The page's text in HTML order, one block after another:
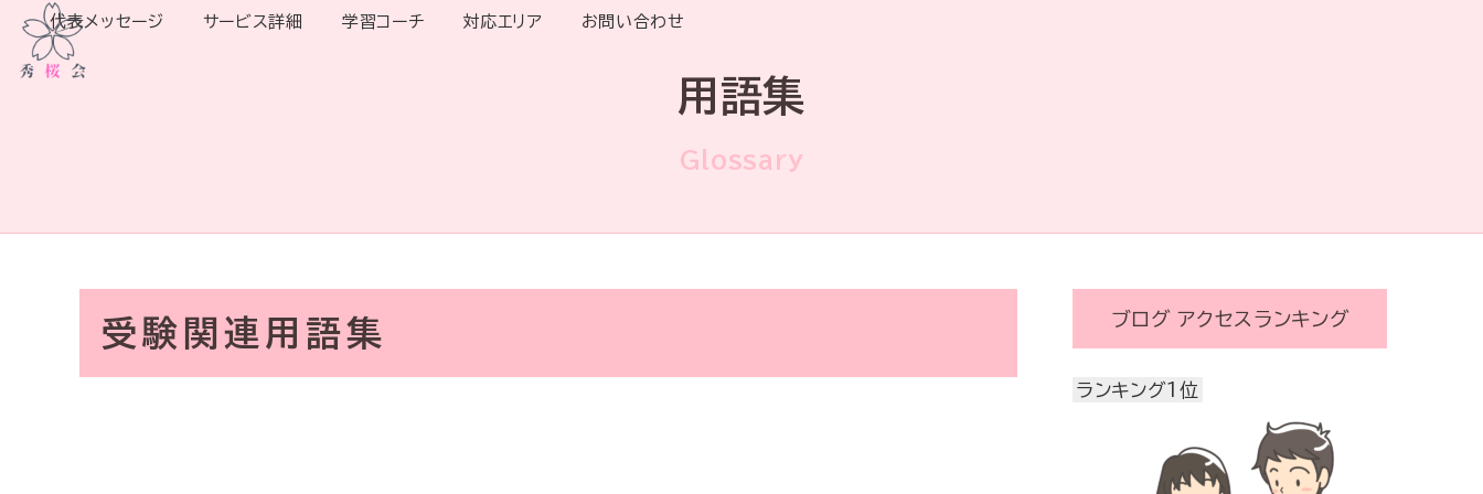
代表メッセージ サービス詳細 学習コーチ 対応エリア お問い合わせ
用語集
Glossary
受験関連用語集 ブログ アクセスランキング
ランキング1位